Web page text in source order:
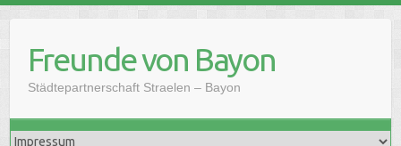
contentFreunde von Bayon
Städtepartnerschaft Straelen – Bayon